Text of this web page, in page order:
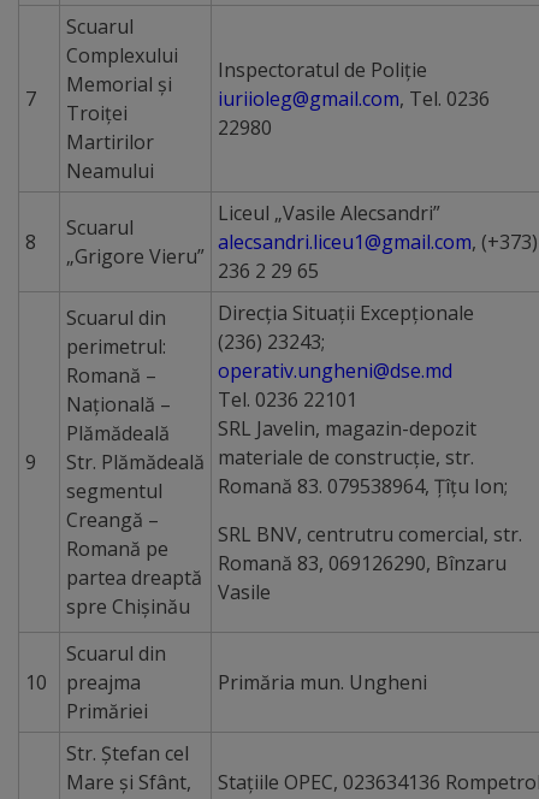
Salubritate
Platouri
acumulare
deșeuri
Management
proiect
deșeuri
Adoptă
un
spațiu
verde
Educație
Instituții
preșcolare
Instituții
7
Scuarul
Complexului
Memorial și
Troiței
Martirilor
Neamului
Inspectoratul de Poliţie
iuriioleg@gmail.com, Tel. 0236
22980
8
Scuarul
„Grigore Vieru”
Liceul „Vasile Alecsandri”
alecsandri.liceu1@gmail.com, (+373)
236 2 29 65
9
Scuarul din
perimetrul:
Romană –
Naţională –
Plămădeală
Str. Plămădeală
segmentul
Creangă –
Romană pe
partea dreaptă
spre Chişinău
Direcţia Situaţii Excepţionale
(236) 23243;
operativ.ungheni@dse.md
Tel. 0236 22101
SRL Javelin, magazin-depozit
materiale de construcție, str.
Romană 83. 079538964, Țîțu Ion;
SRL BNV, centrutru comercial, str.
Romană 83, 069126290, Bînzaru
Vasile
10
Scuarul din
preajma
Primăriei
Primăria mun. Ungheni
Str. Ştefan cel
Mare și Sfânt,
Staţiile OPEC, 023634136